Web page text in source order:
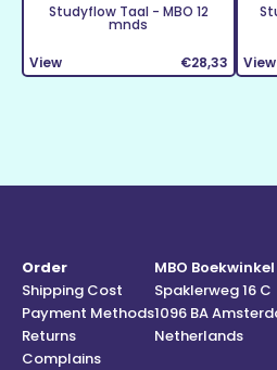
Studyflow Taal - MBO 12
mnds
View €28,33 View
Order
Shipping Cost
Payment Methods
Returns
Complains
MBO Boekwinkel
Spaklerweg 16 C
1096 BA
Netherlands